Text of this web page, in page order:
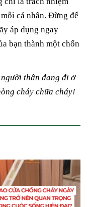
cá nhân. Đừng để
áp dụng ngay
bạn thành một chốn
thân đang đi ở
cháy chữa cháy!